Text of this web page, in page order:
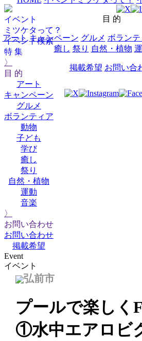
イベント
ミツケタって？
イベント検索
特 集
〉
目 的
アート
キャンペーン
グルメ
ボランティア
動物
子ども
学び
癒し
祭り
自然・植物
運動
音楽
〉
お問い合わせ
お問い合わせ
掲載希望
目 的
アート キャンペーン グルメ ボランテ
癒し 祭り 自然・植物
掲載希望 お問い合
Event
イベント
弘前市
プールで楽しく
①水中エアロビ